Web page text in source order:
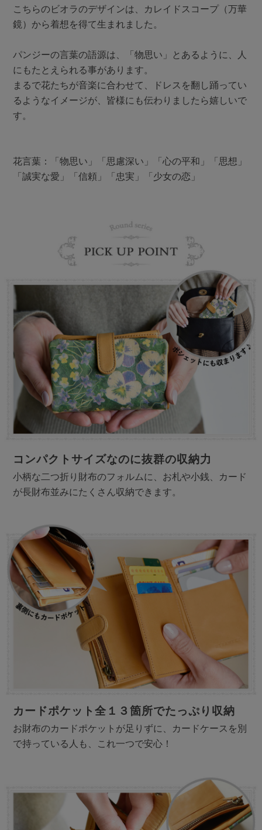
こちらのビオラのデザインは、カレイドスコープ（万華
鏡）から着想を得て生まれました。
パンジーの言葉の語源は、「物思い」とあるように、人
にもたとえられる事があります。
まるで花たちが音楽に合わせて、ドレスを翻し踊ってい
るようなイメージが、皆様にも伝わりましたら嬉しいで
す。
花言葉：「物思い」「思慮深い」「心の平和」「思想」
「誠実な愛」「信頼」「忠実」「少女の恋」
コンパクトサイズなのに抜群の収納力
小柄な二つ折り財布のフォルムに、お札や小銭、カード
が長財布並みにたくさん収納できます。
カードポケット全１３箇所でたっぷり収納
お財布のカードポケットが足りずに、カードケースを別
で持っている人も、これ一つで安心！